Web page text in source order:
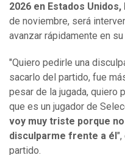
2026 en Estados
de noviembre, será
avanzar rápidamente en
"Quiero pedirle una
sacarlo del partido, fue
pesar de la jugada, quiero
que es un jugador de
voy muy triste porque
disculparme frente a él ",
partido.